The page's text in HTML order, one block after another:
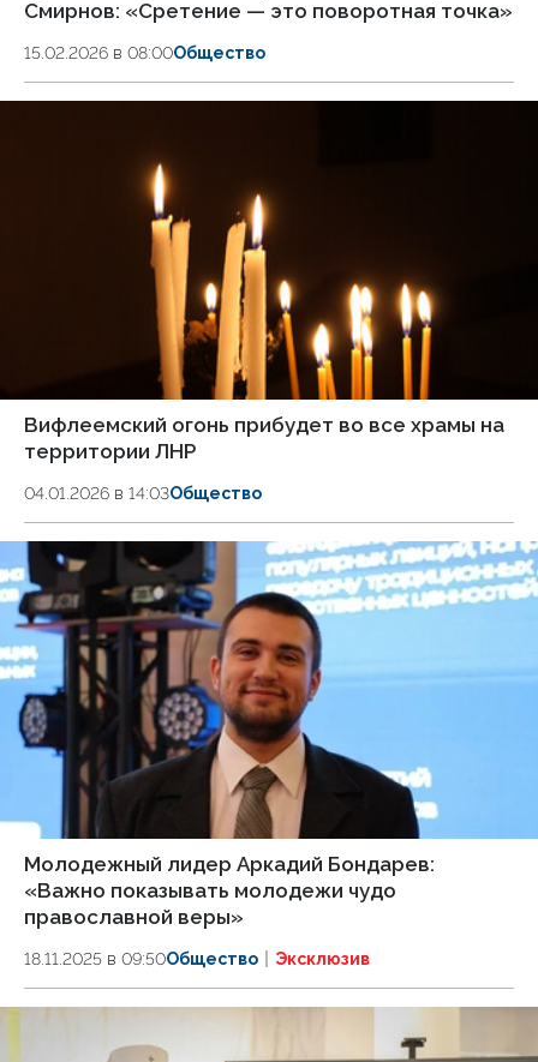
Смирнов: «Сретение — это поворотная точка»
15.02.2026 в 08:00Общество
Вифлеемский огонь прибудет во все храмы на
территории ЛНР
04.01.2026 в 14:03Общество
Молодежный лидер Аркадий Бондарев:
«Важно показывать молодежи чудо
православной веры»
18.11.2025 в 09:50Общество Эксклюзив